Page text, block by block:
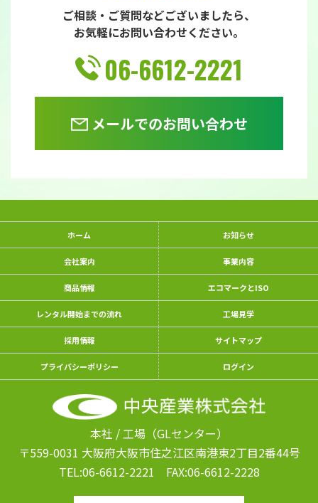
ご相談・ご質問などございましたら、
お気軽にお問い合わせください。
06-6612-2221
メールでのお問い合わせ
ホーム お知らせ
会社案内 事業内容
商品情報 エコマークとISO
レンタル開始までの流れ 工場見学
採用情報 サイトマップ
プライバシーポリシー ログイン
本社 / 工場（GLセンター）
〒559-0031 大阪府大阪市住之江区南港東2丁目2番44号
TEL:06-6612-2221 FAX:06-6612-2228